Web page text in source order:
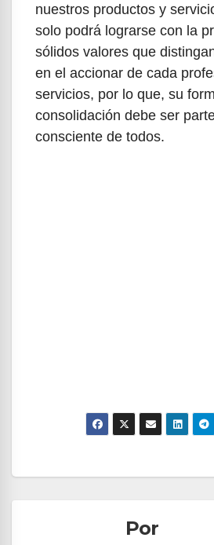
nuestros productos y
solo podrá lograrse con la
sólidos valores que
en el accionar de cada
servicios, por lo que, su
consolidación debe ser
consciente de todos.
Navegación
entradasPor